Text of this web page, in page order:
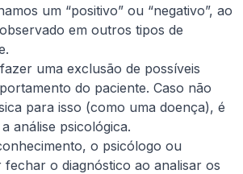
um “positivo” ou “negativo”, ao
em outros tipos de
uma exclusão de possíveis
do paciente. Caso não
para isso (como uma doença), é
análise psicológica.
o psicólogo ou
fechar o diagnóstico ao analisar os